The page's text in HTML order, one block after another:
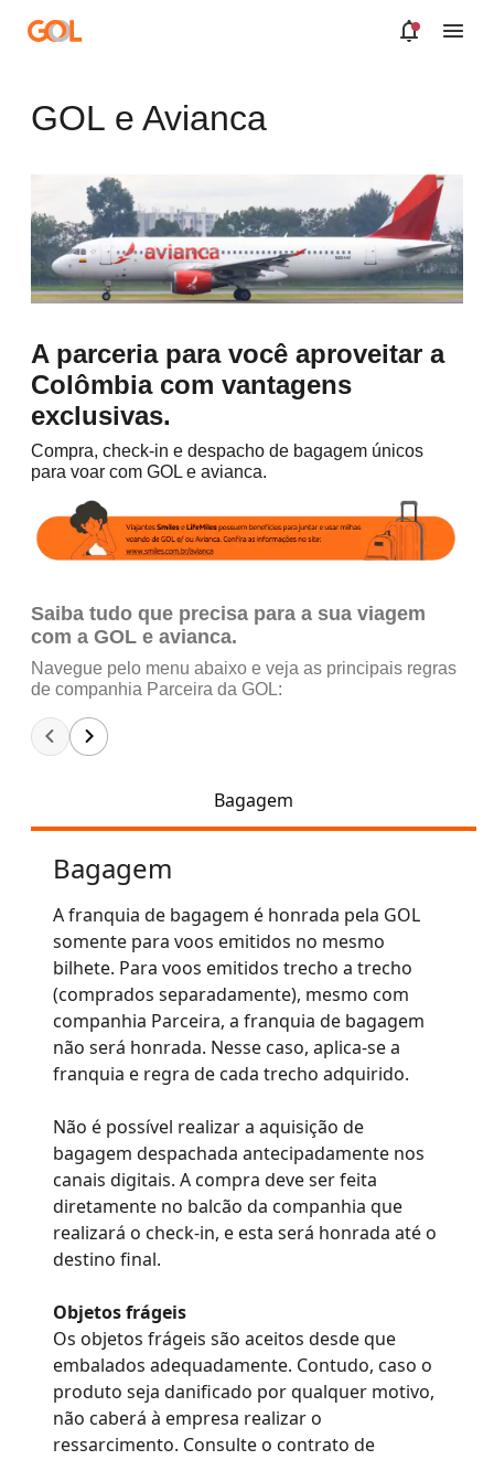
Saltar al contenido principal
GOL e Avianca
A parceria para você aproveitar a
Colômbia com vantagens
exclusivas.
Compra, check-in e despacho de bagagem únicos
para voar com GOL e avianca.
Saiba tudo que precisa para a sua viagem
com a GOL e avianca.
Navegue pelo menu abaixo e veja as principais regras
de companhia Parceira da GOL:
Bagagem